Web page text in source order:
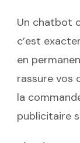
Un chatbot
c’est
en
rassure vos
la
publicitaire